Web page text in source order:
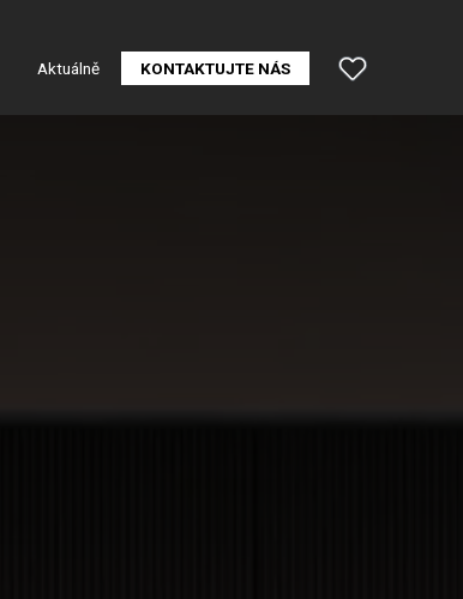
Aktuálně KONTAKTUJTE NÁS